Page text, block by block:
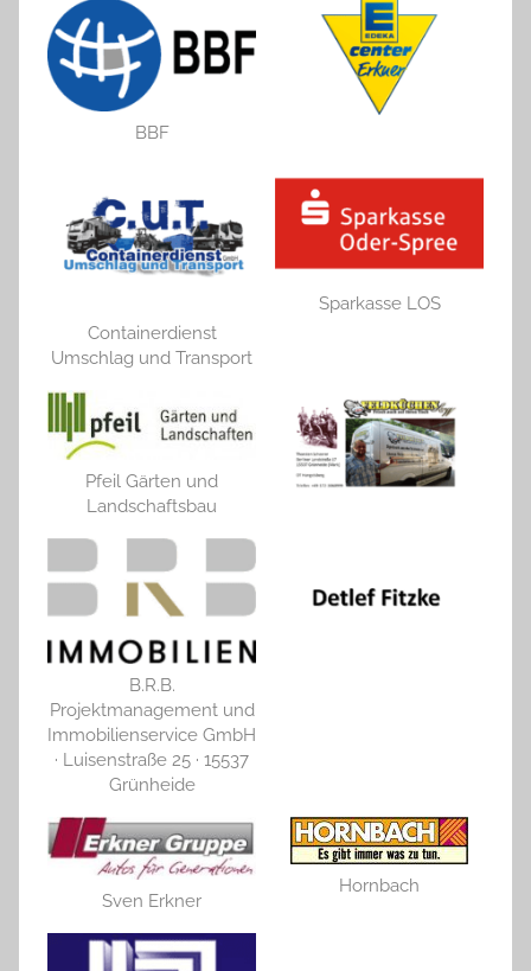
BBF
Containerdienst
Umschlag und Transport
Sparkasse LOS
Pfeil Gärten und
Landschaftsbau
B.R.B.
Projektmanagement und
Immobilienservice GmbH
· Luisenstraße 25 · 15537
Grünheide
Sven Erkner
Hornbach